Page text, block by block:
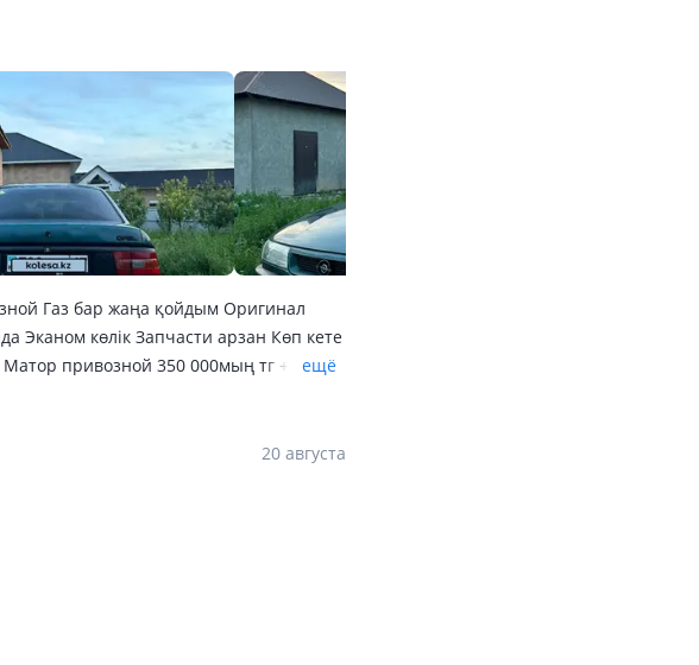
Газ бар жаңа қойдым Оригинал
Эканом көлік Запчасти арзан Көп кете
привозной 350 000мың тг +
жаңа қойдым 150 000тг Вентилятор
100мың тг Общ 1.200 000 ақша кетті
ещё
20 августа